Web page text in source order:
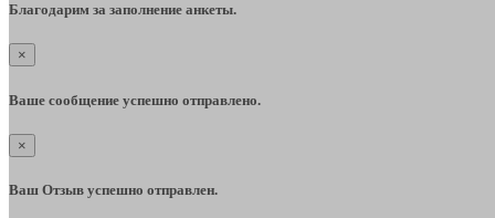
Благодарим за заполнение анкеты.
×
Ваше сообщение успешно отправлено.
×
Ваш Отзыв успешно отправлен.